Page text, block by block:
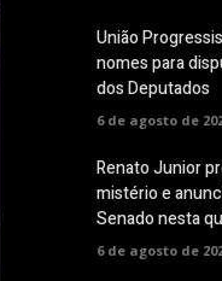
União
nomes para
dos Deputados
6 de agosto de
Renato Junior
mistério e
Senado nesta
6 de agosto de